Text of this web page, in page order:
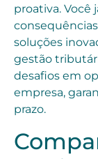
proativa. Você
soluções
gestão
desafios em
empresa,
prazo.